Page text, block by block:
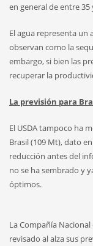
en general de entre
El agua representa un
observan como la
embargo, si bien las
recuperar la
La previsión para
El USDA tampoco ha
Brasil (109 Mt), dato
reducción antes del
no se ha sembrado y
óptimos.
La Compañía
revisado al alza sus